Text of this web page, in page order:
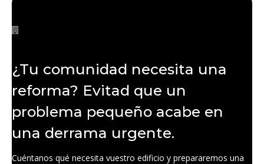
¿Tu comunidad necesita una
reforma? Evitad que un
problema pequeño acabe en
una derrama urgente.
Cuéntanos qué necesita vuestro edificio y prepararemos una